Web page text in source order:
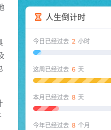
人生倒计时
今日已经过去 2 小时
这周已经过去 6 天
本月已经过去 8 天
今年已经过去 8 个月